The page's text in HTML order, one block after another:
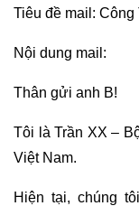
Tiêu đề mail: Công
Nội dung mail:
Thân gửi anh B!
Tôi là Trần XX –
Việt Nam.
Hiện tại, chúng